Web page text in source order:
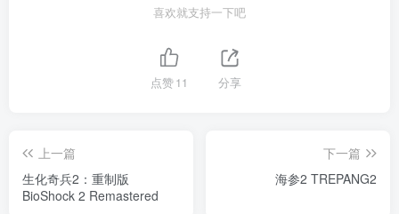
喜欢就支持一下吧
点赞11 分享
上一篇
生化奇兵2：重制版
BioShock 2 Remastered
下一篇
海参2 TREPANG2